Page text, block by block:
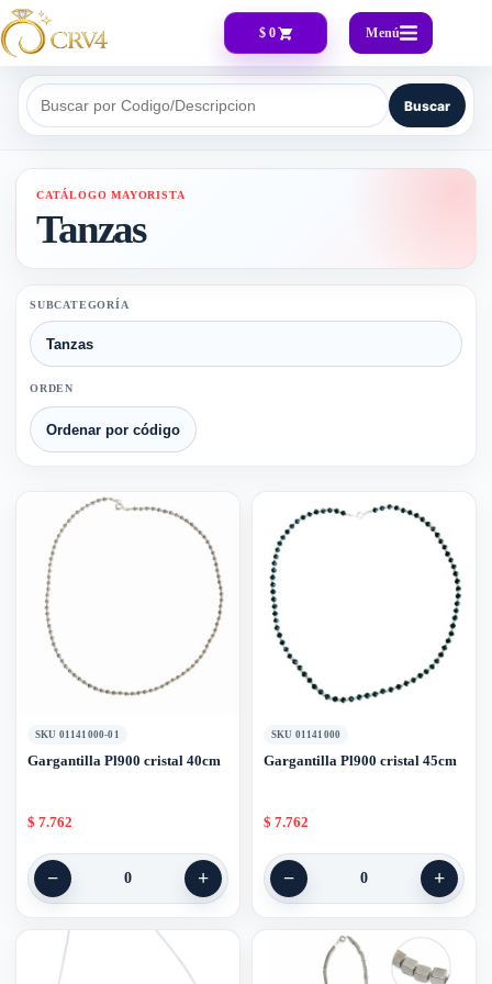
$ 0 Menú
Buscar por Codigo/Descripcion Buscar
CATÁLOGO MAYORISTA
Tanzas
SUBCATEGORÍA
ORDEN
SKU 01141000-01
Gargantilla Pl900 cristal 40cm
$ 7.762
− 0 +
SKU 01141000
Gargantilla Pl900 cristal 45cm
$ 7.762
− 0 +